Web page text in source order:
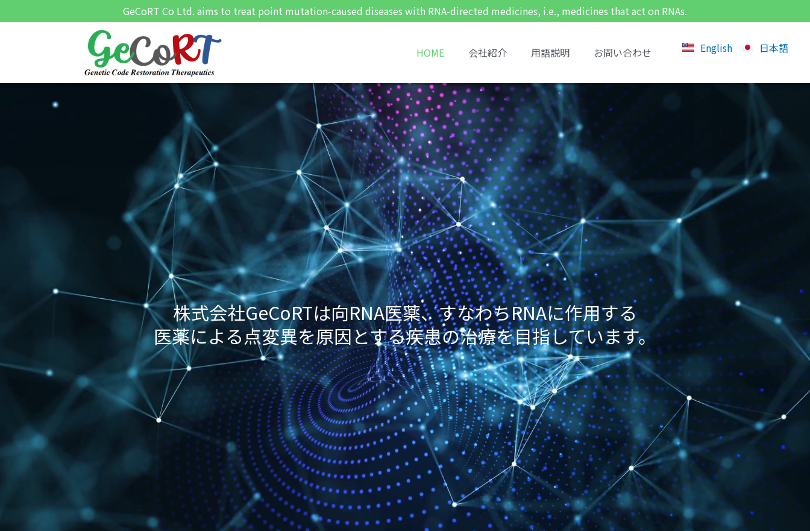
GeCoRT Co Ltd. aims to treat point mutation-caused diseases with RNA-directed medicines, i.e., medicines that act on RNAs.
HOME 会社紹介 用語説明 お問い合わせ English 日本語
株式会社GeCoRTは向RNA医薬、すなわちRNAに作用する
医薬による点変異を原因とする疾患の治療を目指しています。